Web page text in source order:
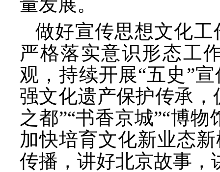
做好宣传思想文化
严格落实意识形态工
观，持续开展“五史”
强文化遗产保护传承
之都”“书香京城”“博
加快培育文化新业态
传播，讲好北京故事，